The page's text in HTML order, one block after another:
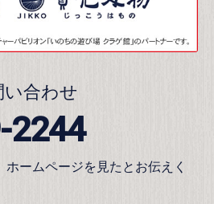
合わせ
2244
ームページを見たとお伝えく